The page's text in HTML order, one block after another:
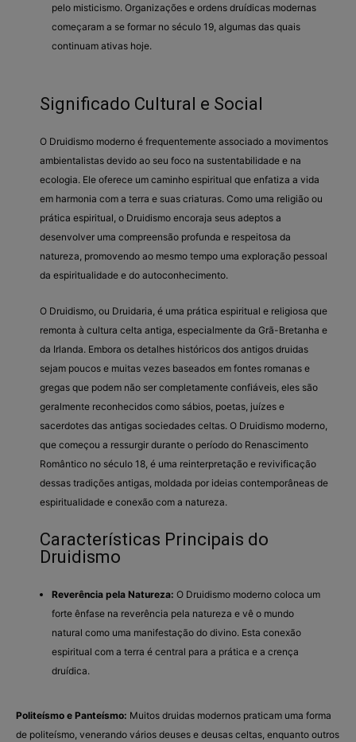
pelo misticismo. Organizações e ordens druídicas modernas
começaram a se formar no século 19, algumas das quais
continuam ativas hoje.
Significado Cultural e Social
O Druidismo moderno é frequentemente associado a movimentos
ambientalistas devido ao seu foco na sustentabilidade e na
ecologia. Ele oferece um caminho espiritual que enfatiza a vida
em harmonia com a terra e suas criaturas. Como uma religião ou
prática espiritual, o Druidismo encoraja seus adeptos a
desenvolver uma compreensão profunda e respeitosa da
natureza, promovendo ao mesmo tempo uma exploração pessoal
da espiritualidade e do autoconhecimento.
O Druidismo, ou Druidaria, é uma prática espiritual e religiosa que
remonta à cultura celta antiga, especialmente da Grã-Bretanha e
da Irlanda. Embora os detalhes históricos dos antigos druidas
sejam poucos e muitas vezes baseados em fontes romanas e
gregas que podem não ser completamente confiáveis, eles são
geralmente reconhecidos como sábios, poetas, juízes e
sacerdotes das antigas sociedades celtas. O Druidismo moderno,
que começou a ressurgir durante o período do Renascimento
Romântico no século 18, é uma reinterpretação e revivificação
dessas tradições antigas, moldada por ideias contemporâneas de
espiritualidade e conexão com a natureza.
Características Principais do
Druidismo
Reverência pela Natureza: O Druidismo moderno coloca um
forte ênfase na reverência pela natureza e vê o mundo
natural como uma manifestação do divino. Esta conexão
espiritual com a terra é central para a prática e a crença
druídica.
Politeísmo e Panteísmo: Muitos druidas modernos praticam uma forma
de politeísmo, venerando vários deuses e deusas celtas, enquanto outros